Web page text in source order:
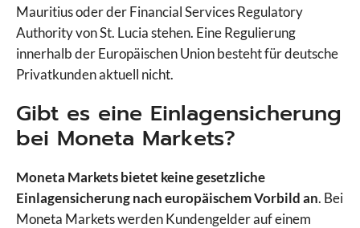
Mauritius oder der Financial Services Regulatory
Authority von St. Lucia stehen. Eine Regulierung
innerhalb der Europäischen Union besteht für deutsche
Privatkunden aktuell nicht.
Gibt es eine Einlagensicherung
bei Moneta Markets?
Moneta Markets bietet keine gesetzliche
Einlagensicherung nach europäischem Vorbild an. Bei
Moneta Markets werden Kundengelder auf einem